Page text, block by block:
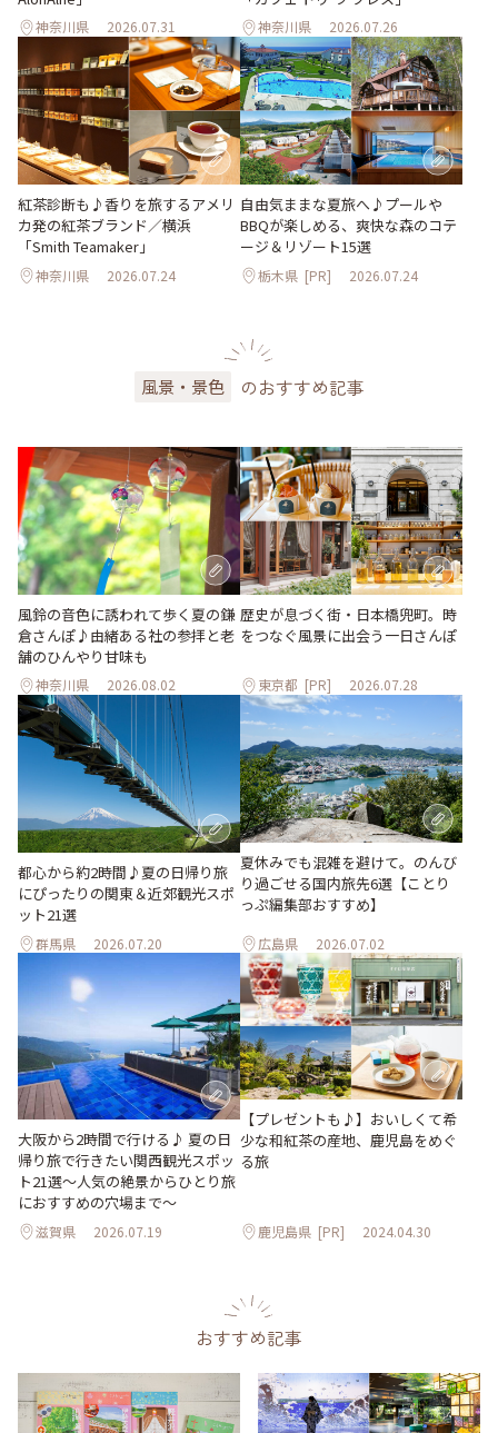
神奈川県 2026.07.31 神奈川県 2026.07.26
紅茶診断も♪香りを旅するアメリ
カ発の紅茶ブランド／横浜
「Smith Teamaker」
神奈川県 2026.07.24
自由気ままな夏旅へ♪プールや
BBQが楽しめる、爽快な森のコテ
ージ＆リゾート15選
栃木県 [PR] 2026.07.24
風景・景色 のおすすめ記事
風鈴の音色に誘われて歩く夏の鎌
倉さんぽ♪由緒ある社の参拝と老
舗のひんやり甘味も
神奈川県 2026.08.02
歴史が息づく街・日本橋兜町。時
をつなぐ風景に出会う一日さんぽ
東京都 [PR] 2026.07.28
都心から約2時間♪夏の日帰り旅
にぴったりの関東＆近郊観光スポ
ット21選
群馬県 2026.07.20
夏休みでも混雑を避けて。のんび
り過ごせる国内旅先6選【ことり
っぷ編集部おすすめ】
広島県 2026.07.02
大阪から2時間で行ける♪ 夏の日
帰り旅で行きたい関西観光スポッ
ト21選～人気の絶景からひとり旅
におすすめの穴場まで～
滋賀県 2026.07.19
【プレゼントも♪】おいしくて希
少な和紅茶の産地、鹿児島をめぐ
る旅
鹿児島県 [PR] 2024.04.30
おすすめ記事